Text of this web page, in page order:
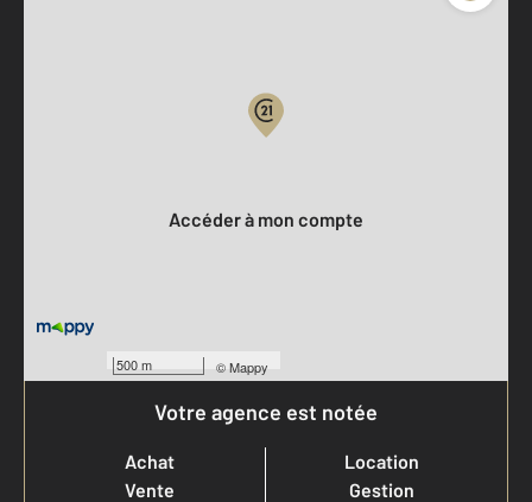
500 m ©Mappy
Accéder à mon compte
Votre agence est notée
Achat
Vente
Location
Gestion